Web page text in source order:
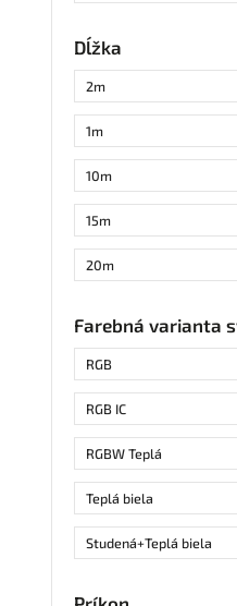
každých 4cm
každých 2cm
každých 17cm
každých 1,5cm
Dĺžka
2m
1m
10m
15m
20m
3m
40m
4m
50m
5m
Farebná varianta
RGB
RGB IC
RGBW Teplá
Teplá biela
Studená+Teplá biela